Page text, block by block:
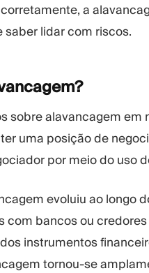
a
saber lidar com riscos.
sobre alavancagem
uma posição de
por meio do uso
evoluiu ao longo
com bancos ou
instrumentos
tornou-se